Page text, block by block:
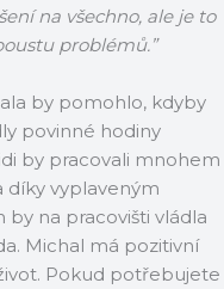
na všechno, ale je to
problémů.”
by pomohlo, kdyby
povinné hodiny
by pracovali mnohem
díky vyplaveným
by na pracovišti vládla
Michal má pozitivní
Pokud potřebujete